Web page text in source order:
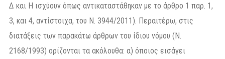
Δ και Η ισχύουν όπως αντικαταστάθηκαν με το άρθρο 1 παρ. 1,
3, και 4, αντίστοιχα, του Ν. 3944/2011). Περαιτέρω, στις
διατάξεις των παρακάτω άρθρων του ίδιου νόμου (Ν.
2168/1993) ορίζονται τα ακόλουθα: α) όποιος εισάγει